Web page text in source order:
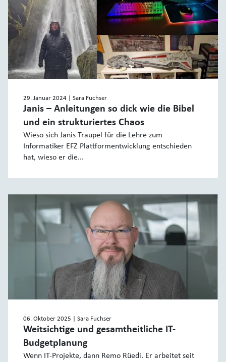
29. Januar 2024 | Sara Fuchser
Janis – Anleitungen so dick wie die Bibel
und ein strukturiertes Chaos
Wieso sich Janis Traupel für die Lehre zum
Informatiker EFZ Plattformentwicklung entschieden
hat, wieso er die...
06. Oktober 2025 | Sara Fuchser
Weitsichtige und gesamtheitliche IT-
Budgetplanung
Wenn IT-Projekte, dann Remo Rüedi. Er arbeitet seit